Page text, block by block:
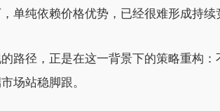
单纯依赖价格优势，已经很难形成持续
路径，正是在这一背景下的策略重构
场站稳脚跟。